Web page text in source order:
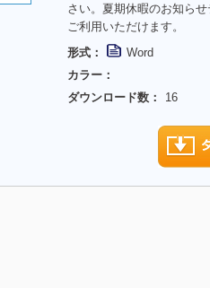
さい。夏期休暇のお知ら
ご利用いただけます。
形式：
Word
カラー：
ダウンロード数：
16